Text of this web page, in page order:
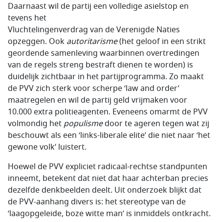
Daarnaast wil de partij een volledige asielstop en
tevens het
Vluchtelingenverdrag van de Verenigde Naties
opzeggen. Ook autoritarisme(het geloof in een strikt
geordende samenleving waarbinnen overtredingen
van de regels streng bestraft dienen te worden) is
duidelijk zichtbaar in het partijprogramma. Zo maakt
de PVV zich sterk voor scherpe ‘law and order’
maatregelen en wil de partij geld vrijmaken voor
10.000 extra politieagenten. Eveneens omarmt de PVV
volmondig het populismedoor te ageren tegen wat zij
beschouwt als een ‘links-liberale elite’ die niet naar ‘het
gewone volk’ luistert.
Hoewel de PVV expliciet radicaal-rechtse standpunten
inneemt, betekent dat niet dat haar achterban precies
dezelfde denkbeelden deelt. Uit onderzoek blijkt dat
de PVV-aanhang divers is: het stereotype van de
‘laagopgeleide, boze witte man’ is inmiddels ontkracht.